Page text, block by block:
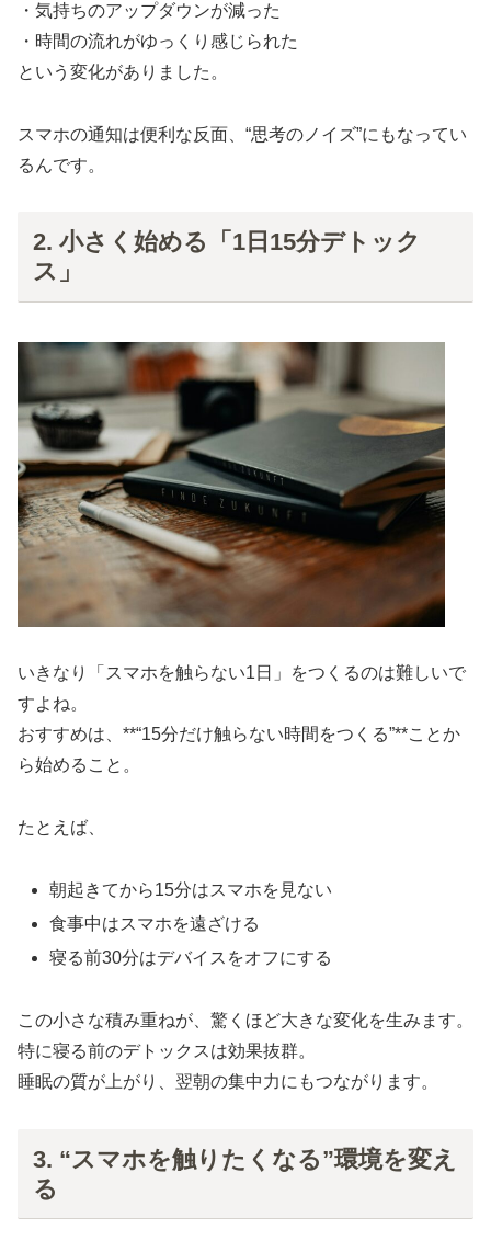
・気持ちのアップダウンが減った
・時間の流れがゆっくり感じられた
という変化がありました。
スマホの通知は便利な反面、“思考のノイズ”にもなってい
るんです。
2. 小さく始める「1日15分デトック
ス」
いきなり「スマホを触らない1日」をつくるのは難しいで
すよね。
おすすめは、**“15分だけ触らない時間をつくる”**ことか
ら始めること。
たとえば、
朝起きてから15分はスマホを見ない
食事中はスマホを遠ざける
寝る前30分はデバイスをオフにする
この小さな積み重ねが、驚くほど大きな変化を生みます。
特に寝る前のデトックスは効果抜群。
睡眠の質が上がり、翌朝の集中力にもつながります。
3. “スマホを触りたくなる”環境を変え
る